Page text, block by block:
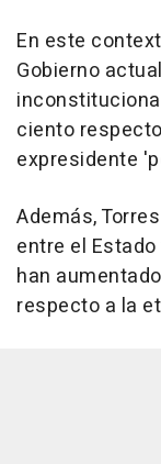
En este
Gobierno
ciento
expresidente
Además,
entre el
han
respecto a la